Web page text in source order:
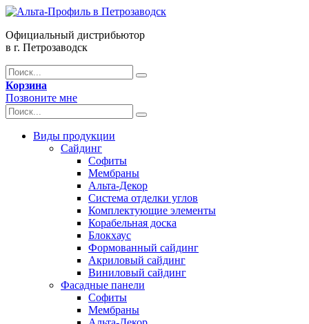
Официальный дистрибьютор
в г. Петрозаводск
Корзина
Позвоните мне
Виды продукции
Сайдинг
Софиты
Мембраны
Альта-Декор
Система отделки углов
Комплектующие элементы
Корабельная доска
Блокхаус
Формованный сайдинг
Акриловый сайдинг
Виниловый сайдинг
Фасадные панели
Софиты
Мембраны